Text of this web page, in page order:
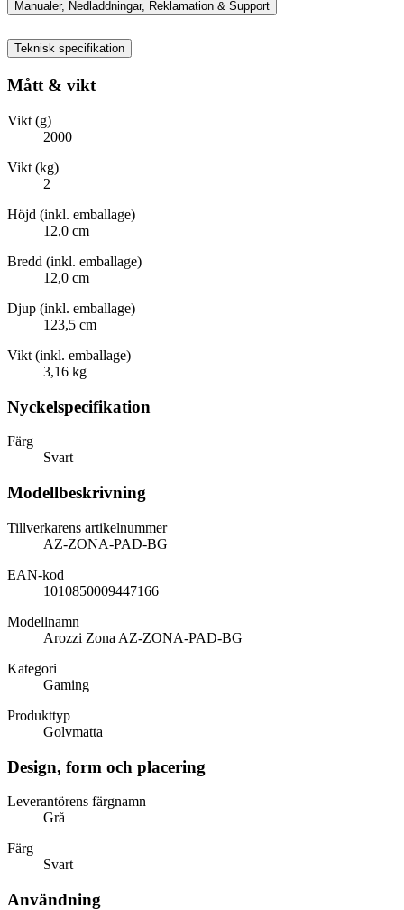
Manualer, Nedladdningar, Reklamation & Support
Teknisk specifikation
Mått & vikt
Vikt (g)
2000
Vikt (kg)
2
Höjd (inkl. emballage)
12,0 cm
Bredd (inkl. emballage)
12,0 cm
Djup (inkl. emballage)
123,5 cm
Vikt (inkl. emballage)
3,16 kg
Nyckelspecifikation
Färg
Svart
Modellbeskrivning
Tillverkarens artikelnummer
AZ-ZONA-PAD-BG
EAN-kod
1010850009447166
Modellnamn
Arozzi Zona AZ-ZONA-PAD-BG
Kategori
Gaming
Produkttyp
Golvmatta
Design, form och placering
Leverantörens färgnamn
Grå
Färg
Svart
Användning